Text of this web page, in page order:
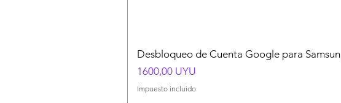
Desbloqueo de Cuenta Google para
Precio
1600,00 UYU
Impuesto incluido